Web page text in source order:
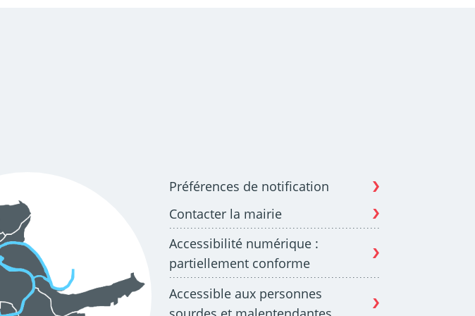
Préférences de notification
Contacter la mairie
Accessibilité numérique :
partiellement conforme
Accessible aux personnes